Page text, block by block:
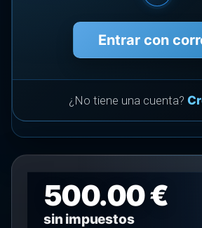
Entrar con
¿No tiene una cuenta?
500.00 €
sin impuestos